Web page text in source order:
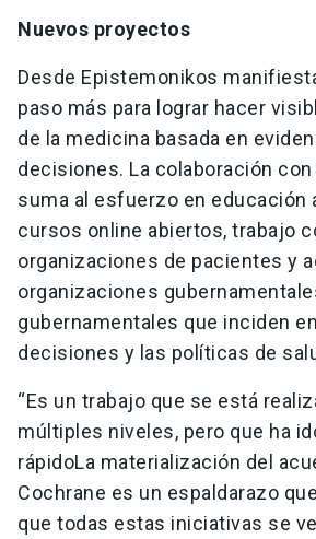
Nuevos proyectos
Desde Epistemonikos
paso más para lograr hacer
de la medicina basada en
decisiones. La colaboración
suma al esfuerzo en educación
cursos online abiertos, trabajo
organizaciones de pacientes y
organizaciones
gubernamentales que inciden
decisiones y las políticas de
“Es un trabajo que se está
múltiples niveles, pero que ha
rápidoLa materialización del
Cochrane es un espaldarazo
que todas estas iniciativas se